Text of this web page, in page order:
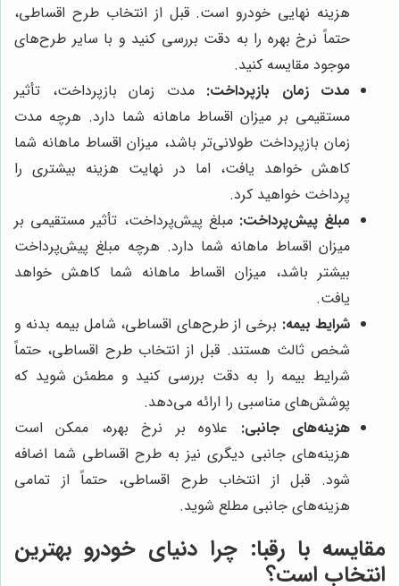
هزینه نهایی خودرو است. قبل از انتخاب طرح اقساطی،
حتماً نرخ بهره را به دقت بررسی کنید و با سایر طرح‌های
موجود مقایسه کنید.
مدت زمان بازپرداخت: مدت زمان بازپرداخت، تأثیر
مستقیمی بر میزان اقساط ماهانه شما دارد. هرچه مدت
زمان بازپرداخت طولانی‌تر باشد، میزان اقساط ماهانه شما
کاهش خواهد یافت، اما در نهایت هزینه بیشتری را
پرداخت خواهید کرد.
مبلغ پیش‌پرداخت: مبلغ پیش‌پرداخت، تأثیر مستقیمی بر
میزان اقساط ماهانه شما دارد. هرچه مبلغ پیش‌پرداخت
بیشتر باشد، میزان اقساط ماهانه شما کاهش خواهد
یافت.
شرایط بیمه: برخی از طرح‌های اقساطی، شامل بیمه بدنه و
شخص ثالث هستند. قبل از انتخاب طرح اقساطی، حتماً
شرایط بیمه را به دقت بررسی کنید و مطمئن شوید که
پوشش‌های مناسبی را ارائه می‌دهد.
هزینه‌های جانبی: علاوه بر نرخ بهره، ممکن است
هزینه‌های جانبی دیگری نیز به طرح اقساطی شما اضافه
شود. قبل از انتخاب طرح اقساطی، حتماً از تمامی
هزینه‌های جانبی مطلع شوید.
مقایسه با رقبا: چرا دنیای خودرو بهترین
انتخاب است؟